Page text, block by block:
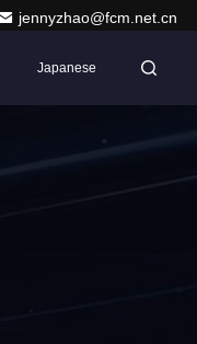
jennyzhao@fcm.net.cn
Japanese